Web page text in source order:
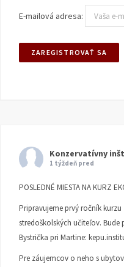
E-mailová adresa:
Konzervatívny
1 týždeň pred
POSLEDNÉ MIESTA NA KURZ
Pripravujeme prvý ročník
stredoškolských učiteľov.
Bystrička pri Martine:
Pre záujemcov o neho s